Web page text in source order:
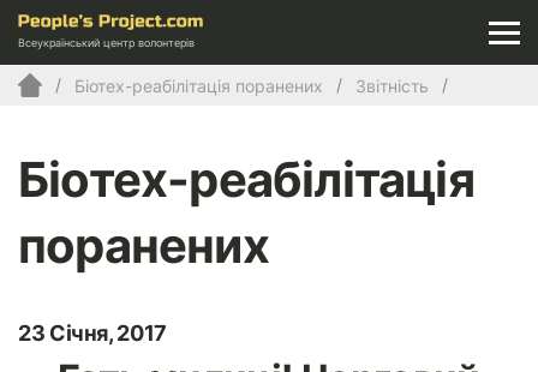
Всеукраїнський центр волонтерів
Біотех-реабілітація поранених Звітність
Біотех-реабілітація
поранених
23 Січня, 2017